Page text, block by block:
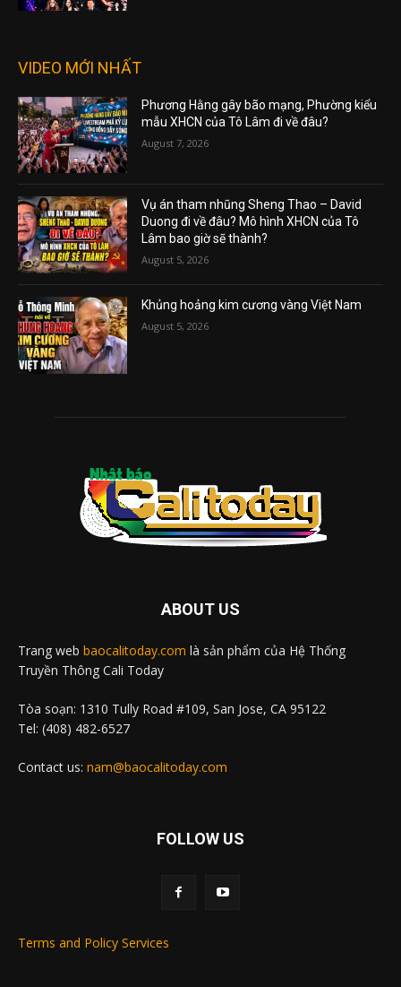
VIDEO MỚI NHẤT
Phương Hằng gây bão mạng, Phường kiểu
mẫu XHCN của Tô Lâm đi về đâu?
August 7, 2026
Vụ án tham nhũng Sheng Thao – David
Duong đi về đâu? Mô hình XHCN của Tô
Lâm bao giờ sẽ thành?
August 5, 2026
Khủng hoảng kim cương vàng Việt Nam
August 5, 2026
ABOUT US
Trang web baocalitoday.com là sản phẩm của Hệ Thống
Truyền Thông Cali Today
Tòa soạn: 1310 Tully Road #109, San Jose, CA 95122
Tel: (408) 482-6527
Contact us: nam@baocalitoday.com
FOLLOW US
Terms and Policy Services